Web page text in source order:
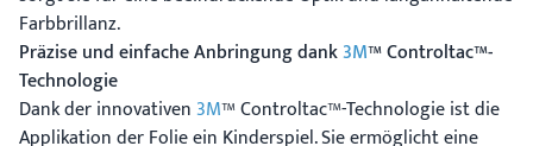
Farbbrillanz.
Präzise und einfache Anbringung dank3M™ Controltac™-
Technologie
Dank der innovativen3M™ Controltac™-Technologie ist die
Applikation der Folie ein Kinderspiel. Sie ermöglicht eine